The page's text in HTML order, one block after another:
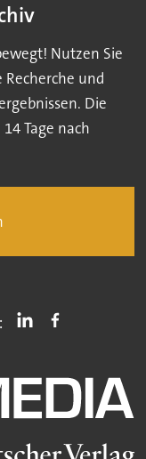
Nutzen Sie
und
Die
Tage nach